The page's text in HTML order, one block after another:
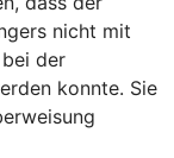
nicht mit
der
konnte. Sie